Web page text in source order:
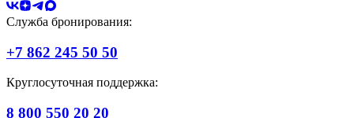
Служба бронирования:
+7 862 245 50 50
Круглосуточная поддержка:
8 800 550 20 20